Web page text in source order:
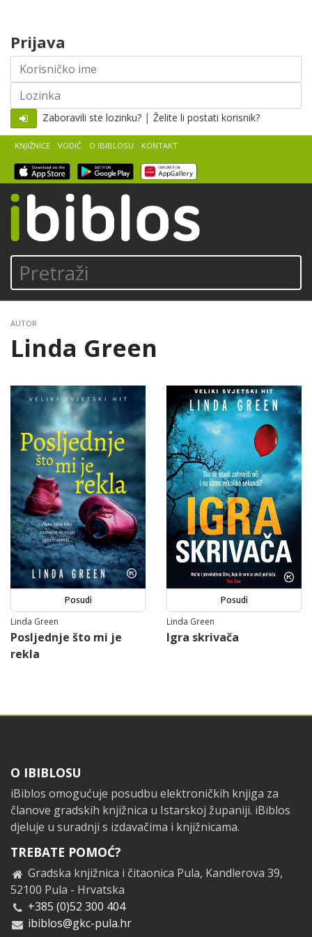
Pretraži
KNJIŽNICE VODIČ O IBIBLOSU KONTAKT
Prijava
Korisničko
ime
Lozinka
Zaboravili ste lozinku? | Želite li postati korisnik?
AUTOR
Linda Green
Posudi
Linda Green
Posljednje što mi je
rekla
Posudi
Linda Green
Igra skrivača
Footer
O IBIBLOSU
iBiblos omogućuje posudbu elektroničkih knjiga za
članove gradskih knjižnica u Istarskoj županiji. iBiblos
djeluje u suradnji s izdavačima i knjižnicama.
TREBATE POMOĆ?
Gradska knjižnica i čitaonica Pula, Kandlerova 39,
52100 Pula - Hrvatska
+385 (0)52 300 404
ibiblos@gkc-pula.hr